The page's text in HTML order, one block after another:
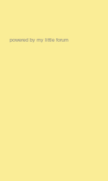
powered by my little forum